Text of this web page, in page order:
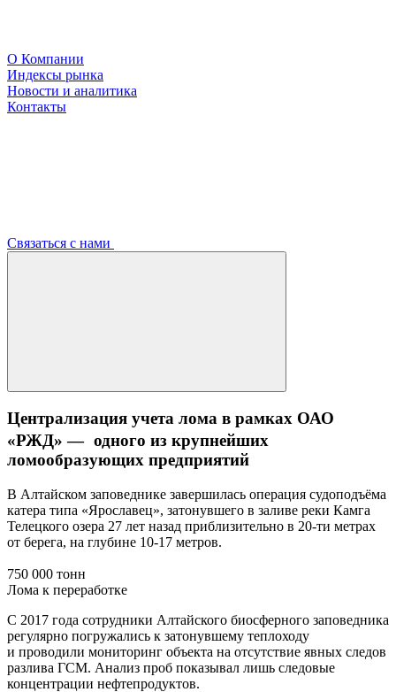
О Компании
Индексы рынка
Новости и аналитика
Контакты
Связаться с нами
Централизация учета лома в рамках ОАО
«РЖД» — одного из крупнейших
ломообразующих предприятий
В Алтайском заповеднике завершилась операция судоподъёма
катера типа «Ярославец», затонувшего в заливе реки Камга
Телецкого озера 27 лет назад приблизительно в 20-ти метрах
от берега, на глубине 10-17 метров.
750 000 тонн
Лома к переработке
С 2017 года сотрудники Алтайского биосферного заповедника
регулярно погружались к затонувшему теплоходу
и проводили мониторинг объекта на отсутствие явных следов
разлива ГСМ. Анализ проб показывал лишь следовые
концентрации нефтепродуктов.